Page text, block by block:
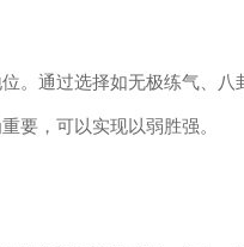
。通过选择如无极练气、
要，可以实现以弱胜强。